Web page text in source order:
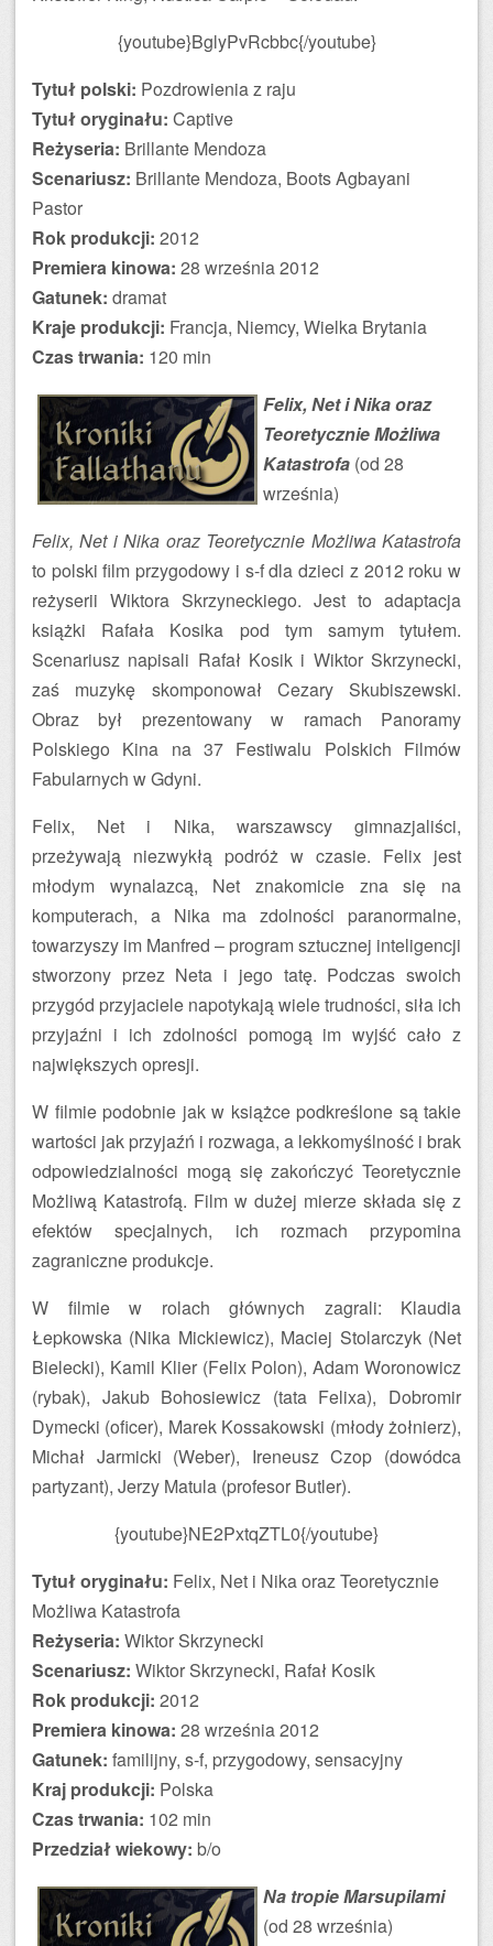
{youtube}BglyPvRcbbc{/youtube}
Tytuł polski: Pozdrowienia z raju
Tytuł oryginału: Captive
Reżyseria: Brillante Mendoza
Scenariusz: Brillante Mendoza, Boots Agbayani
Pastor
Rok produkcji: 2012
Premiera kinowa: 28 września 2012
Gatunek: dramat
Kraje produkcji: Francja, Niemcy, Wielka Brytania
Czas trwania: 120 min
Felix, Net i Nika oraz
Teoretycznie Możliwa
Katastrofa (od 28
września)
Felix, Net i Nika oraz Teoretycznie Możliwa Katastrofa
to polski film przygodowy i s-f dla dzieci z 2012 roku w
reżyserii Wiktora Skrzyneckiego. Jest to adaptacja
książki Rafała Kosika pod tym samym tytułem.
Scenariusz napisali Rafał Kosik i Wiktor Skrzynecki,
zaś muzykę skomponował Cezary Skubiszewski.
Obraz był prezentowany w ramach Panoramy
Polskiego Kina na 37 Festiwalu Polskich Filmów
Fabularnych w Gdyni.
Felix, Net i Nika, warszawscy gimnazjaliści,
przeżywają niezwykłą podróż w czasie. Felix jest
młodym wynalazcą, Net znakomicie zna się na
komputerach, a Nika ma zdolności paranormalne,
towarzyszy im Manfred – program sztucznej inteligencji
stworzony przez Neta i jego tatę. Podczas swoich
przygód przyjaciele napotykają wiele trudności, siła ich
przyjaźni i ich zdolności pomogą im wyjść cało z
największych opresji.
W filmie podobnie jak w książce podkreślone są takie
wartości jak przyjaźń i rozwaga, a lekkomyślność i brak
odpowiedzialności mogą się zakończyć Teoretycznie
Możliwą Katastrofą. Film w dużej mierze składa się z
efektów specjalnych, ich rozmach przypomina
zagraniczne produkcje.
W filmie w rolach głównych zagrali: Klaudia
Łepkowska (Nika Mickiewicz), Maciej Stolarczyk (Net
Bielecki), Kamil Klier (Felix Polon), Adam Woronowicz
(rybak), Jakub Bohosiewicz (tata Felixa), Dobromir
Dymecki (oficer), Marek Kossakowski (młody żołnierz),
Michał Jarmicki (Weber), Ireneusz Czop (dowódca
partyzant), Jerzy Matula (profesor Butler).
{youtube}NE2PxtqZTL0{/youtube}
Tytuł oryginału: Felix, Net i Nika oraz Teoretycznie
Możliwa Katastrofa
Reżyseria: Wiktor Skrzynecki
Scenariusz: Wiktor Skrzynecki, Rafał Kosik
Rok produkcji: 2012
Premiera kinowa: 28 września 2012
Gatunek: familijny, s-f, przygodowy, sensacyjny
Kraj produkcji: Polska
Czas trwania: 102 min
Przedział wiekowy: b/o
Na tropie Marsupilami
(od 28 września)